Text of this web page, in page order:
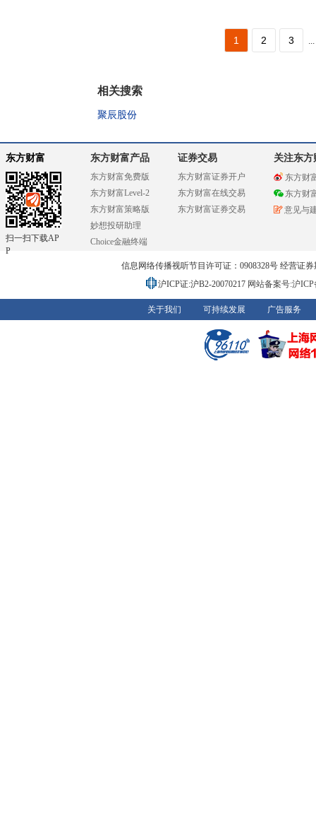
1 2 3 ...
相关搜索
聚辰股份
东方财富
扫一扫下载AP
P
东方财富产品
东方财富免费版
东方财富Level-2
东方财富策略版
妙想投研助理
Choice金融终端
证券交易
东方财富证券开户
东方财富在线交易
东方财富证券交易
关注东方
东方财
东方财
意见与
信息网络传播视听节目许可证：0908328号 经营证
沪ICP证:沪B2-20070217 网站备案号:沪
关于我们 可持续发展 广告服务